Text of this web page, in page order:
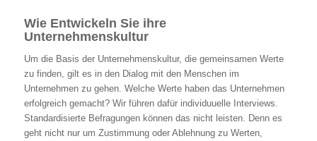
Wie Entwickeln Sie ihre
Unternehmenskultur
Um die Basis der Unternehmenskultur, die gemeinsamen Werte
zu finden, gilt es in den Dialog mit den Menschen im
Unternehmen zu gehen. Welche Werte haben das Unternehmen
erfolgreich gemacht? Wir führen dafür individuuelle Interviews.
Standardisierte Befragungen können das nicht leisten. Denn es
geht nicht nur um Zustimmung oder Ablehnung zu Werten,